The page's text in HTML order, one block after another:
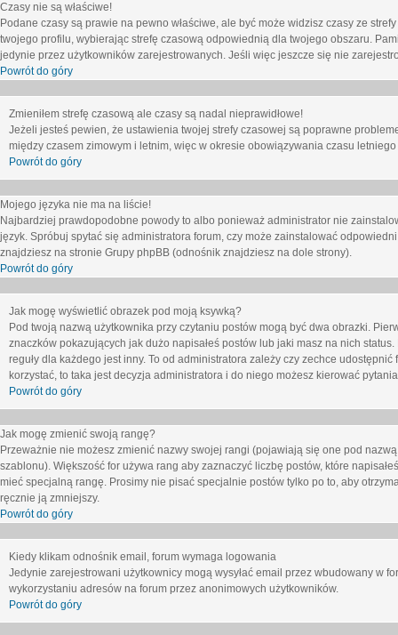
Czasy nie są właściwe!
Podane czasy są prawie na pewno właściwe, ale być może widzisz czasy ze
twojego profilu, wybierając strefę czasową odpowiednią dla twojego obszaru.
jedynie przez użytkowników zarejestrowanych. Jeśli więc jeszcze się nie
Powrót do góry
Zmieniłem strefę czasową ale czasy są nadal nieprawidłowe!
Jeżeli jesteś pewien, że ustawienia twojej strefy czasowej są poprawne
między czasem zimowym i letnim, więc w okresie obowiązywania czasu
Powrót do góry
Mojego języka nie ma na liście!
Najbardziej prawdopodobne powody to albo ponieważ administrator nie
język. Spróbuj spytać się administratora forum, czy może zainstalować
znajdziesz na stronie Grupy phpBB (odnośnik znajdziesz na dole strony).
Powrót do góry
Jak mogę wyświetlić obrazek pod moją ksywką?
Pod twoją nazwą użytkownika przy czytaniu postów mogą być dwa obrazki.
znaczków pokazujących jak dużo napisałeś postów lub jaki masz na nich
reguły dla każdego jest inny. To od administratora zależy czy zechce
korzystać, to taka jest decyzja administratora i do niego możesz kierować
Powrót do góry
Jak mogę zmienić swoją rangę?
Przeważnie nie możesz zmienić nazwy swojej rangi (pojawiają się one pod
szablonu). Większość for używa rang aby zaznaczyć liczbę postów, które
mieć specjalną rangę. Prosimy nie pisać specjalnie postów tylko po to, aby
ręcznie ją zmniejszy.
Powrót do góry
Kiedy klikam odnośnik email, forum wymaga logowania
Jedynie zarejestrowani użytkownicy mogą wysyłać email przez wbudowany w
wykorzystaniu adresów na forum przez anonimowych użytkowników.
Powrót do góry